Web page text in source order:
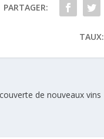
PARTAGER:
TAUX:
de nouveaux vins